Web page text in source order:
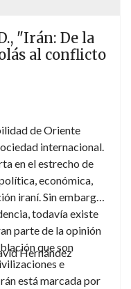
"Irán: De la
al conflicto
de Oriente
internacional.
en el estrecho de
económica,
iraní. Sin embargo,
todavía existe
parte de la opinión
que son
e
está marcada por
Hernández